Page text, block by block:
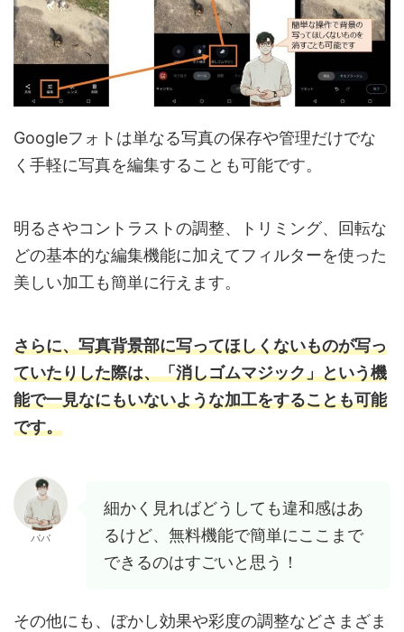
Googleフォトは単なる写真の保存や管理だけでな
く手軽に写真を編集することも可能です。
明るさやコントラストの調整、トリミング、回転な
どの基本的な編集機能に加えてフィルターを使った
美しい加工も簡単に行えます。
さらに、写真背景部に写ってほしくないものが写っ
ていたりした際は、「消しゴムマジック」という機
能で一見なにもいないような加工をすることも可能
です。
パパ
細かく見ればどうしても違和感はあ
るけど、無料機能で簡単にここまで
できるのはすごいと思う！
その他にも、ぼかし効果や彩度の調整などさまざま